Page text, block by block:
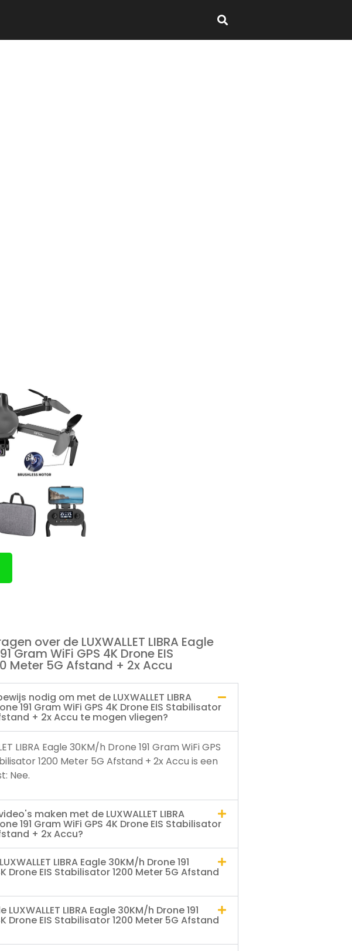
over de LUXWALLET LIBRA Eagle
Gram WiFi GPS 4K Drone EIS
Meter 5G Afstand + 2x Accu
nodig om met de LUXWALLET LIBRA
191 Gram WiFi GPS 4K Drone EIS Stabilisator
+ 2x Accu te mogen vliegen?
LIBRA Eagle 30KM/h Drone 191 Gram WiFi GPS
1200 Meter 5G Afstand + 2x Accu is een
Nee.
maken met de LUXWALLET LIBRA
191 Gram WiFi GPS 4K Drone EIS Stabilisator
+ 2x Accu?
LIBRA Eagle 30KM/h Drone 191
Drone EIS Stabilisator 1200 Meter 5G Afstand
LIBRA Eagle 30KM/h Drone 191
Drone EIS Stabilisator 1200 Meter 5G Afstand